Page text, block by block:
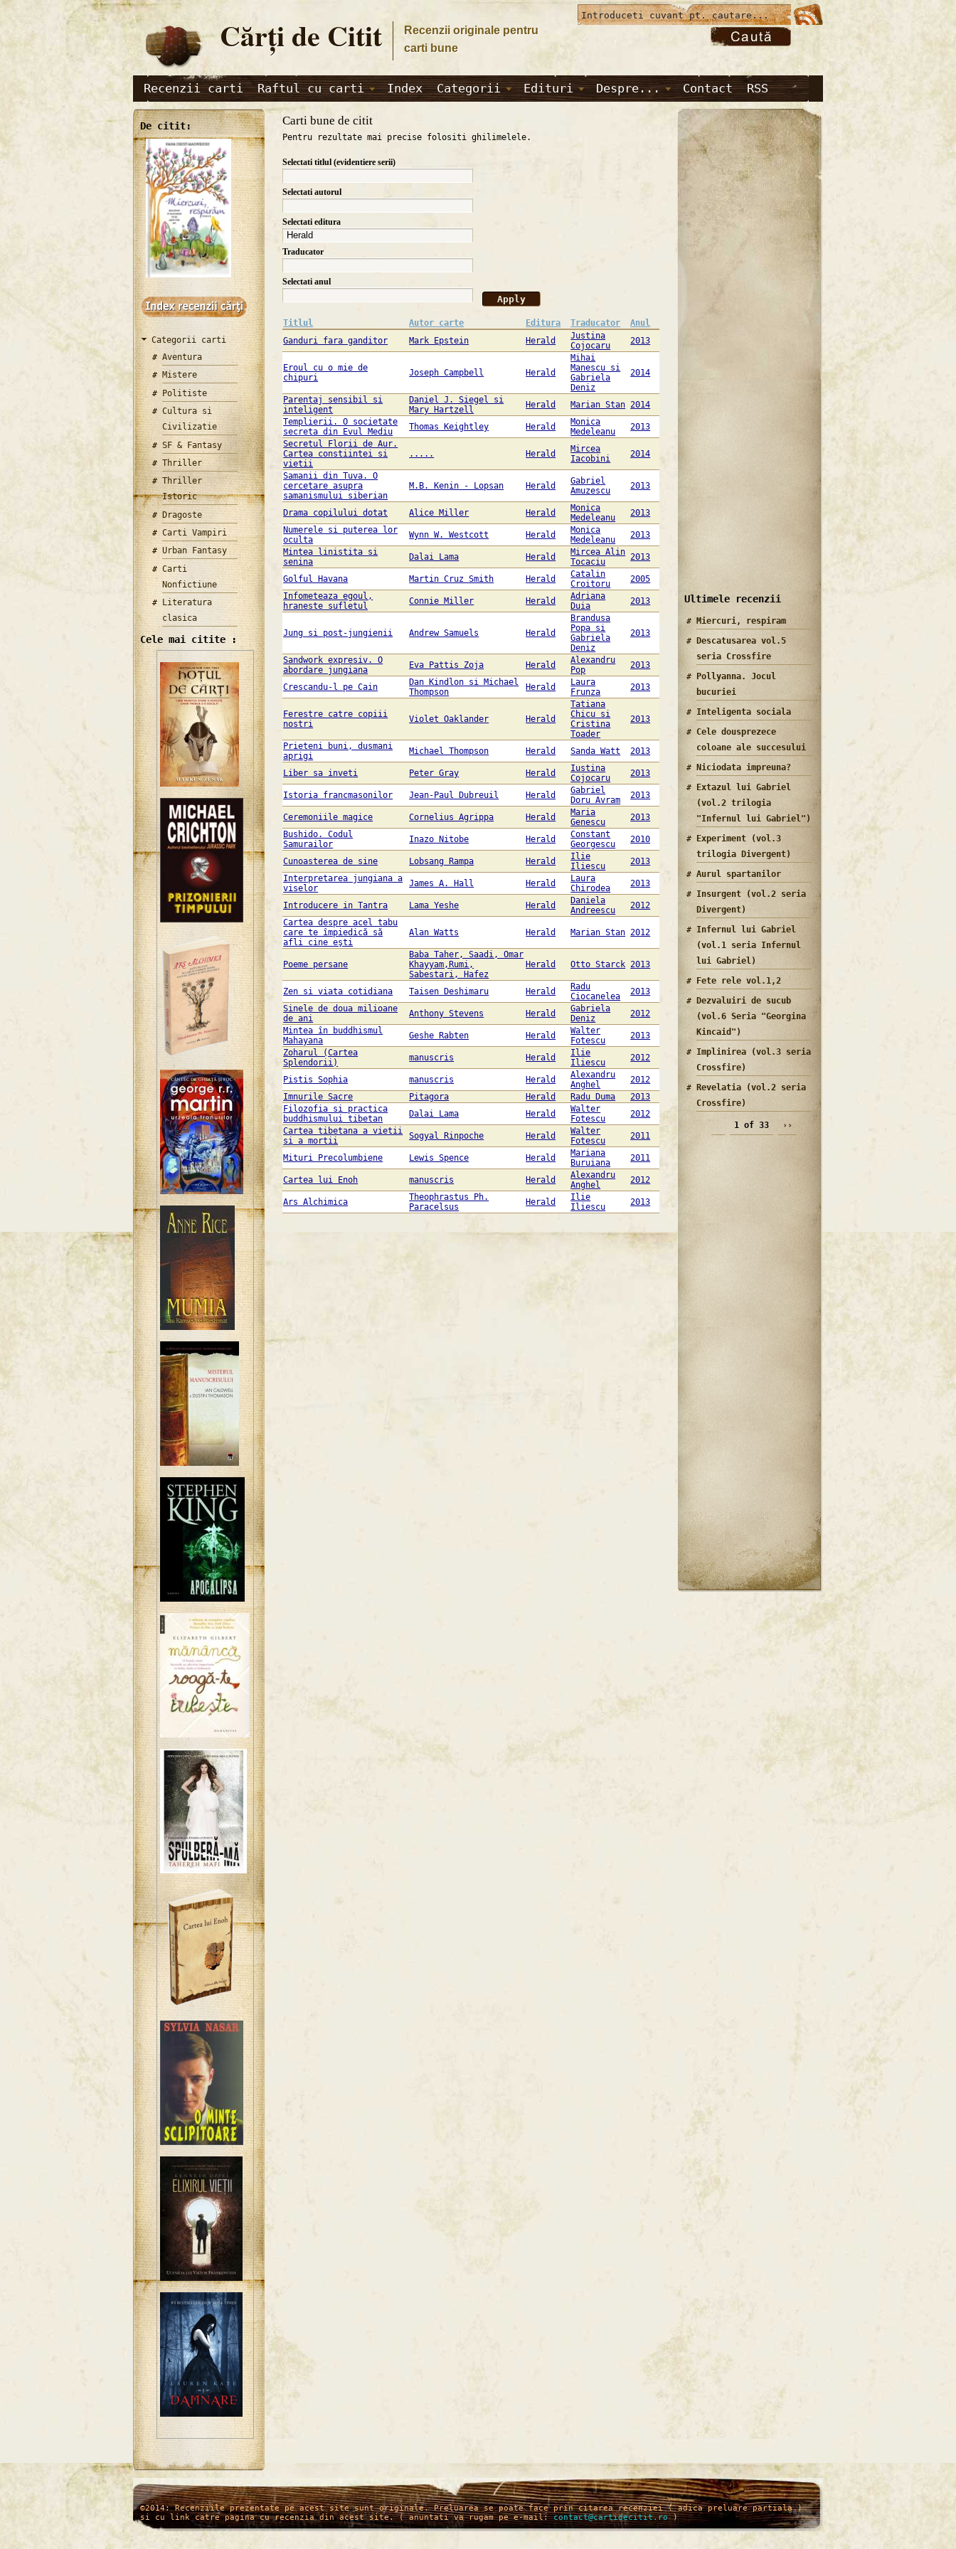
Cărţi de Citit
Recenzii originale pentru
carti bune
Recenzii carti Raftul cu carti Index Categorii Edituri Despre... Contact RSS
De citit:
Categorii carti
Aventura
Mistere
Politiste
Cultura si
Civilizatie
SF & Fantasy
Thriller
Thriller
Istoric
Dragoste
Carti Vampiri
Urban Fantasy
Carti
Nonfictiune
Literatura
clasica
Cele mai citite :
Carti bune de citit
Pentru rezultate mai precise folositi ghilimelele.
Selectati titlul (evidentiere serii)
Selectati autorul
Selectati editura
Traducator
Selectati anul
Titlul Autor carte Editura Traducator
Anul
Ganduri fara ganditor
Mark Epstein Herald
Justina
Cojocaru
2013
Eroul cu o mie de
chipuri
Joseph Campbell Herald
Mihai
Manescu si
Gabriela
Deniz
2014
Parentaj sensibil si
inteligent
Daniel J. Siegel si
Mary Hartzell
Herald Marian Stan 2014
Templierii. O societate
secreta din Evul Mediu
Thomas Keightley Herald
Monica
Medeleanu
2013
Secretul Florii de Aur.
Cartea constiintei si
vietii
..... Herald
Mircea
Iacobini
2014
Samanii din Tuva. O
cercetare asupra
samanismului siberian
M.B. Kenin - Lopsan Herald
Gabriel
Amuzescu
2013
Drama copilului dotat Alice Miller Herald
Monica
Medeleanu
2013
Numerele si puterea lor
oculta
Wynn W. Westcott Herald
Monica
Medeleanu
2013
Mintea linistita si
senina
Dalai Lama Herald
Mircea Alin
Tocaciu
2013
Golful Havana Martin Cruz Smith Herald
Catalin
Croitoru
2005
Infometeaza egoul,
hraneste sufletul
Connie Miller Herald
Adriana
Duia
2013
Jung si post-jungienii Andrew Samuels Herald
Brandusa
Popa si
Gabriela
Deniz
2013
Sandwork expresiv. O
abordare jungiana
Eva Pattis Zoja Herald
Alexandru
Pop
2013
Crescandu-l pe Cain
Dan Kindlon si Michael
Thompson
Herald
Laura
Frunza
2013
Ferestre catre copiii
nostri
Violet Oaklander Herald
Tatiana
Chicu si
Cristina
Toader
2013
Prieteni buni, dusmani
aprigi
Michael Thompson Herald Sanda Watt 2013
Liber sa inveti Peter Gray Herald
Iustina
Cojocaru
2013
Istoria francmasonilor Jean-Paul Dubreuil Herald
Gabriel
Doru Avram
2013
Ceremoniile magice Cornelius Agrippa Herald
Maria
Genescu
2013
Bushido. Codul
Samurailor
Inazo Nitobe Herald
Constant
Georgescu
2010
Cunoasterea de sine Lobsang Rampa Herald
Ilie
Iliescu
2013
Interpretarea jungiana a
viselor
James A. Hall Herald
Laura
Chirodea
2013
Introducere in Tantra Lama Yeshe Herald
Daniela
Andreescu
2012
Cartea despre acel tabu
care te împiedică să
afli cine eşti
Alan Watts Herald Marian Stan 2012
Poeme persane
Baba Taher, Saadi, Omar
Khayyam,Rumi,
Sabestari, Hafez
Herald Otto Starck 2013
Zen si viata cotidiana Taisen Deshimaru Herald
Radu
Ciocanelea
2013
Sinele de doua milioane
de ani
Anthony Stevens Herald
Gabriela
Deniz
2012
Mintea în buddhismul
Mahayana
Geshe Rabten Herald
Walter
Fotescu
2013
Zoharul (Cartea
Splendorii)
manuscris Herald
Ilie
Iliescu
2012
Pistis Sophia manuscris Herald
Alexandru
Anghel
2012
Imnurile Sacre
Pitagora Herald Radu Duma
2013
Filozofia si practica
buddhismului tibetan
Dalai Lama Herald
Walter
Fotescu
2012
Cartea tibetana a vietii
si a mortii
Sogyal Rinpoche Herald
Walter
Fotescu
2011
Mituri Precolumbiene Lewis Spence Herald
Mariana
Buruiana
2011
Cartea lui Enoh manuscris Herald
Alexandru
Anghel
2012
Ars Alchimica
Theophrastus Ph.
Paracelsus
Herald
Ilie
Iliescu
2013
Ultimele recenzii
Miercuri, respiram
Descatusarea vol.5
seria Crossfire
Pollyanna. Jocul
bucuriei
Inteligenta sociala
Cele dousprezece
coloane ale succesului
Niciodata impreuna?
Extazul lui Gabriel
(vol.2 trilogia
"Infernul lui Gabriel")
Experiment (vol.3
trilogia Divergent)
Aurul spartanilor
Insurgent (vol.2 seria
Divergent)
Infernul lui Gabriel
(vol.1 seria Infernul
lui Gabriel)
Fete rele vol.1,2
Dezvaluiri de sucub
(vol.6 Seria "Georgina
Kincaid")
Implinirea (vol.3 seria
Crossfire)
Revelatia (vol.2 seria
Crossfire)
1 of 33 ››
/* */
©2014: Recenziile prezentate pe acest site sunt originale. Preluarea se poate face prin citarea recenziei ( adica preluare partiala )
si cu link catre pagina cu recenzia din acest site. ( anuntati va rugam pe e-mail:contact@cartidecitit.ro)